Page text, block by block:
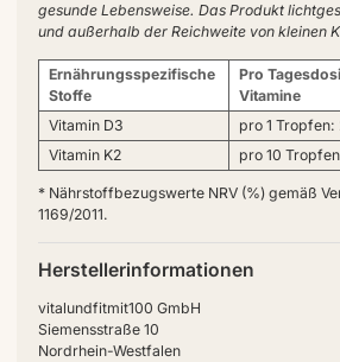
gesunde Lebensweise. Das Produkt
und außerhalb der Reichweite von kleinen
Ernährungsspezifische
Stoffe
Pro
Vitamine
Vitamin D3 pro 1 Tropfen:
Vitamin K2
pro 10
* Nährstoffbezugswerte NRV (%) gemäß
1169/2011.
Herstellerinformationen
vitalundfitmit100 GmbH
Siemensstraße 10
Nordrhein-Westfalen